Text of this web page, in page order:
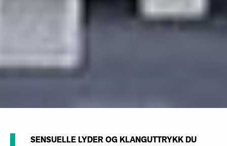
SENSUELLE LYDER OG KLANGUTTRYKK DU